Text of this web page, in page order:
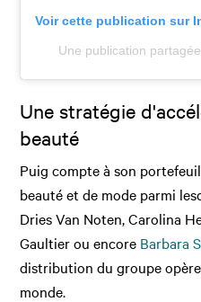
Voir cette publication sur
Une publication
Une stratégie
beauté
Puig compte à son
beauté et de mode parmi
Dries Van Noten, Carolina
Gaultier ou encore Barbara
distribution du groupe
monde.